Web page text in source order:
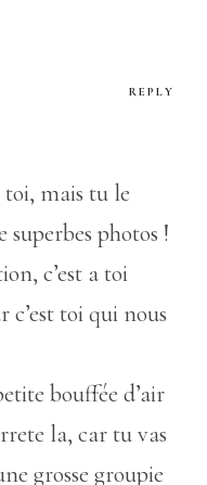
REPLY
mais tu le
photos !
c’est a toi
c’est toi qui nous
bouffée d’air
la, car tu vas
grosse groupie